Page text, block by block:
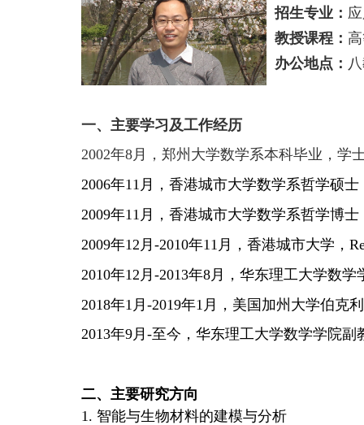
招生专业：
教授课程：
办公地点：
一、主要学习及工作经历
2002年8月，郑州大学数学系本科毕业，学
2006年11 月，香港城市大学数学系哲学硕士
2009年11 月，香港城市大学数学系哲学博士
2009年12 月 -2010年11 月，香港城市大学，
2010年12 月 -2013年8 月，华东理工大学数学
2018年1 月 -2019年1 月，美国加州大学伯克
2013年9月 -至今，华东理工大学数学学院副
二、主要研究方向
1. 智能与生物材料的建模与分析